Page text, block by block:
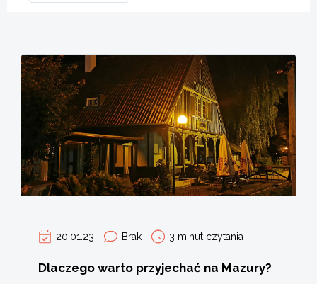
20.01.23 Brak 3 minut czytania
Dlaczego warto przyjechać na Mazury?